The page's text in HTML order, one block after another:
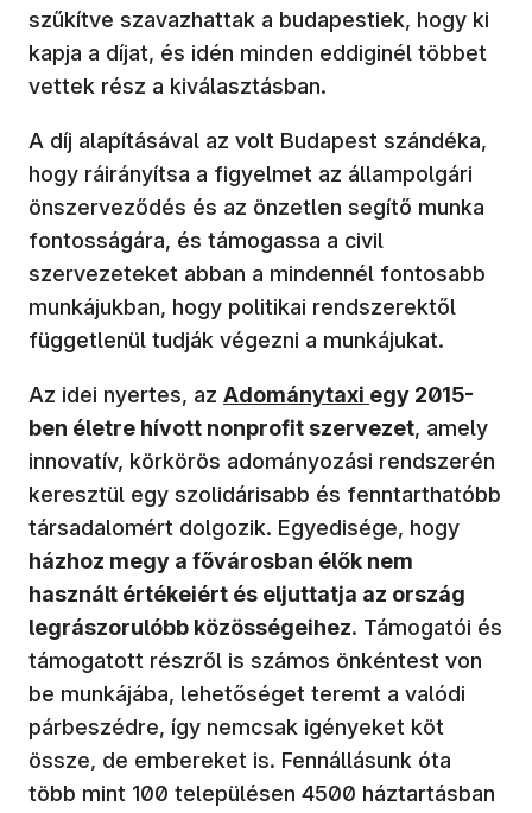
szűkítve szavazhattak a budapestiek, hogy ki
kapja a díjat, és idén minden eddiginél többet
vettek rész a kiválasztásban.
A díj alapításával az volt Budapest szándéka,
hogy ráirányítsa a figyelmet az állampolgári
önszerveződés és az önzetlen segítő munka
fontosságára, és támogassa a civil
szervezeteket abban a mindennél fontosabb
munkájukban, hogy politikai rendszerektől
függetlenül tudják végezni a munkájukat.
Az idei nyertes, az Adománytaxi egy 2015-
ben életre hívott nonprofit szervezet, amely
innovatív, körkörös adományozási rendszerén
keresztül egy szolidárisabb és fenntarthatóbb
társadalomért dolgozik. Egyedisége, hogy
házhoz megy a fővárosban élők nem
használt értékeiért és eljuttatja az ország
legrászorulóbb közösségeihez. Támogatói és
támogatott részről is számos önkéntest von
be munkájába, lehetőséget teremt a valódi
párbeszédre, így nemcsak igényeket köt
össze, de embereket is. Fennállásunk óta
több mint 100 településen 4500 háztartásban